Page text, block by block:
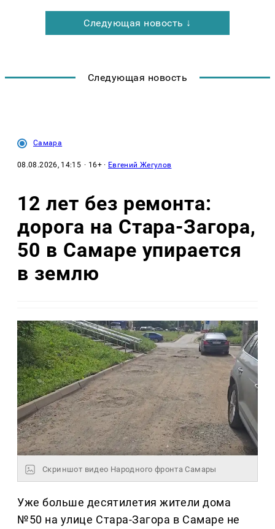
Следующая новость ↓
Следующая новость
Самара
08.08.2026, 14:15 · 16+ · Евгений Жегулов
12 лет без ремонта:
дорога на Стара-Загора,
50 в Самаре упирается
в землю
Скриншот видео Народного фронта Самары
Уже больше десятилетия жители дома
№50 на улице Стара-Загора в Самаре не